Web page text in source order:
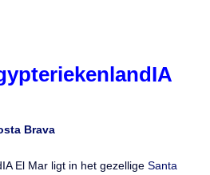
Brava
El Mar ligt in het gezellige Santa